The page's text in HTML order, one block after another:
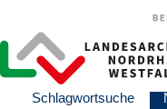
Schlagwortsuche